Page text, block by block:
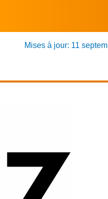
Mises à jour: 11